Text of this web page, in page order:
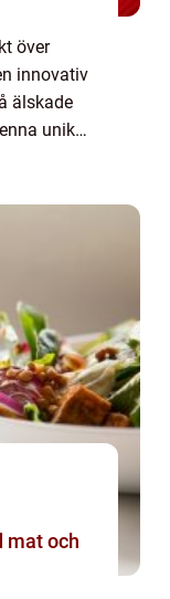
över
innovativ
älskade
unika
mat och